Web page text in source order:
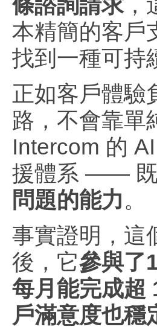
條諮詢請求，
本精簡的客戶
找到一種可持
正如客戶體驗
路，不會靠單
Intercom 的
援體系 ——
問題的能力。
事實證明，這
後，它參與了
每月能完成超
戶滿意度也穩